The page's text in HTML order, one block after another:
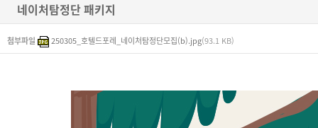
네이처탐정단 패키지
첨부파일 250305_호텔드포레_네이처탐정단모집(b).jpg(93.1 KB)